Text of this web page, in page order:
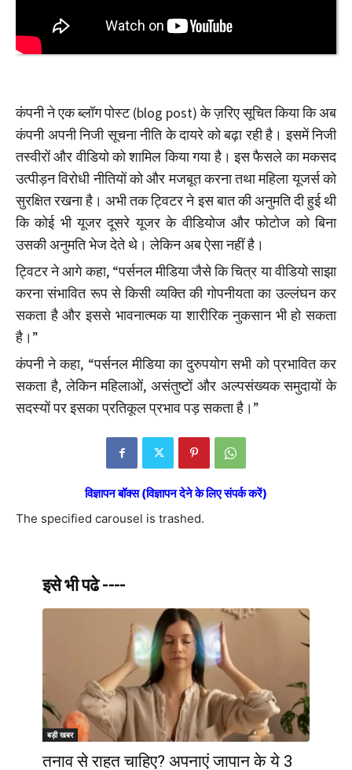
कंपनी ने एक ब्लॉग पोस्ट (blog post) के ज़रिए सूचित किया कि अब
कंपनी अपनी निजी सूचना नीति के दायरे को बढ़ा रही है। इसमें निजी
तस्वीरों और वीडियो को शामिल किया गया है। इस फैसले का मकसद
उत्पीड़न विरोधी नीतियों को और मजबूत करना तथा महिला यूजर्स को
सुरक्षित रखना है। अभी तक ट्विटर ने इस बात की अनुमति दी हुई थी
कि कोई भी यूजर दूसरे यूजर के वीडियोज और फोटोज को बिना
उसकी अनुमति भेज देते थे। लेकिन अब ऐसा नहीं है।
ट्विटर ने आगे कहा, “पर्सनल मीडिया जैसे कि चित्र या वीडियो साझा
करना संभावित रूप से किसी व्यक्ति की गोपनीयता का उल्लंघन कर
सकता है और इससे भावनात्मक या शारीरिक नुकसान भी हो सकता
है।”
कंपनी ने कहा, “पर्सनल मीडिया का दुरुपयोग सभी को प्रभावित कर
सकता है, लेकिन महिलाओं, असंतुष्टों और अल्पसंख्यक समुदायों के
सदस्यों पर इसका प्रतिकूल प्रभाव पड़ सकता है।”
विज्ञापन बॉक्स (विज्ञापन देने के लिए संपर्क करें)
The specified carousel is trashed.
इसे भी पढे ----
बड़ी खबर
तनाव से राहत चाहिए? अपनाएं जापान के ये 3